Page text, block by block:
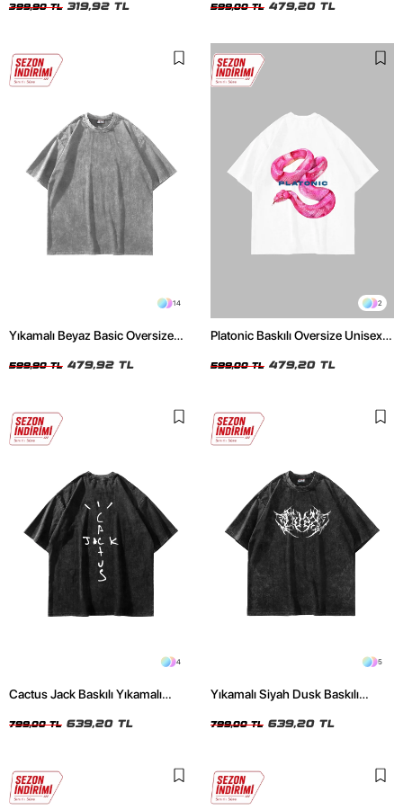
399,90 TL 319,92 TL 599,00 TL 479,20 TL
14
Yıkamalı Beyaz Basic Oversize
599,90 TL 479,92 TL
2
Platonic Baskılı Oversize Unisex
599,00 TL 479,20 TL
4
Cactus Jack Baskılı Yıkamalı
799,00 TL 639,20 TL
5
Yıkamalı Siyah Dusk Baskılı
799,00 TL 639,20 TL